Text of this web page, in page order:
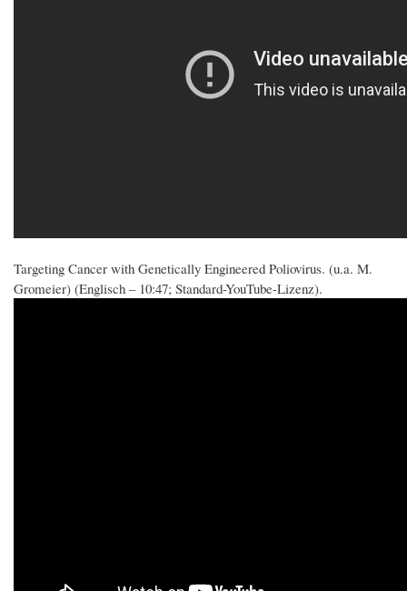
Targeting Cancer with Genetically Engineered Poliovirus. (u.a. M.
Gromeier) (Englisch – 10:47; Standard-YouTube-Lizenz).